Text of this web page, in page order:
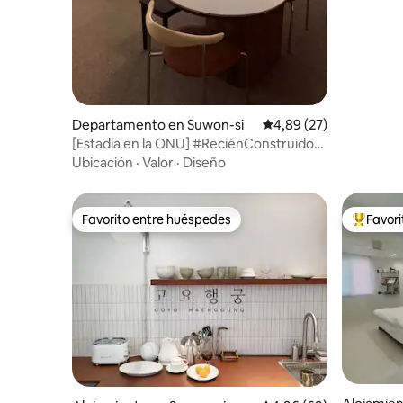
Departamento en Suwon-si Calificación promedio:
4,89 (27)
[Estadía en la ONU] #ReciénConstruido
#UbicaciónPrimerNivel #EstadíaLarga
Ubicación · Valor · Diseño
Favorito entre huéspedes
Favorito entre huéspedes